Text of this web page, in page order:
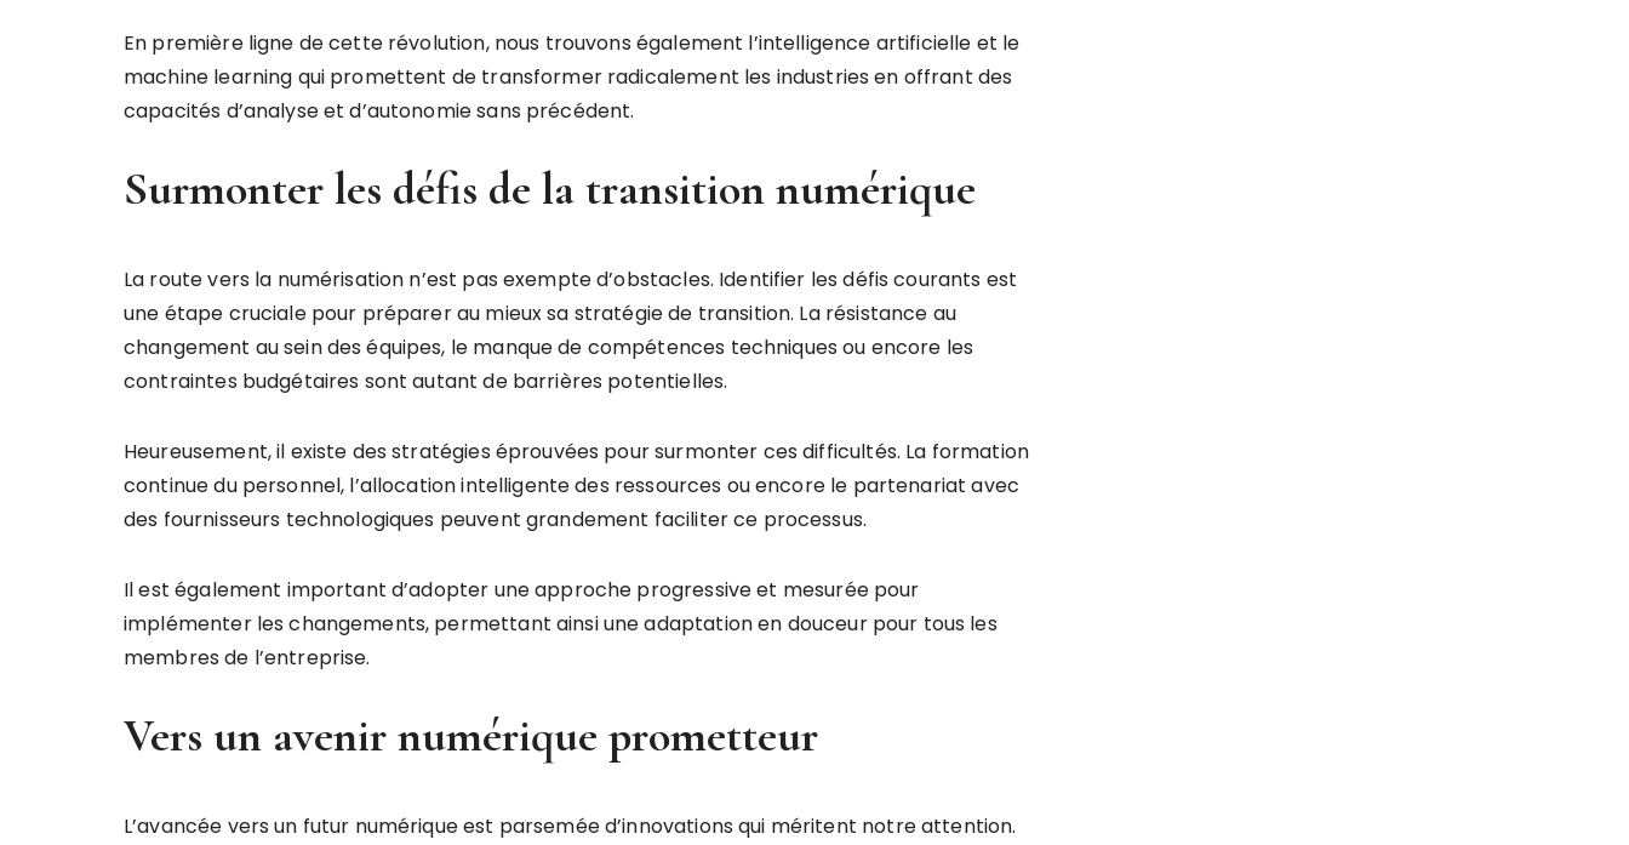
En première ligne de cette révolution, nous trouvons également l’intelligence artificielle et le
machine learning qui promettent de transformer radicalement les industries en offrant des
capacités d’analyse et d’autonomie sans précédent.
Surmonter les défis de la transition numérique
La route vers la numérisation n’est pas exempte d’obstacles. Identifier les défis courants est
une étape cruciale pour préparer au mieux sa stratégie de transition. La résistance au
changement au sein des équipes, le manque de compétences techniques ou encore les
contraintes budgétaires sont autant de barrières potentielles.
Heureusement, il existe des stratégies éprouvées pour surmonter ces difficultés. La formation
continue du personnel, l’allocation intelligente des ressources ou encore le partenariat avec
des fournisseurs technologiques peuvent grandement faciliter ce processus.
Il est également important d’adopter une approche progressive et mesurée pour
implémenter les changements, permettant ainsi une adaptation en douceur pour tous les
membres de l’entreprise.
Vers un avenir numérique prometteur
L’avancée vers un futur numérique est parsemée d’innovations qui méritent notre attention.